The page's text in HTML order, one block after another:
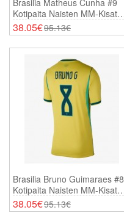
Brasilia Matheus Cunha #9
Kotipaita Naisten MM-Kisat
2026 Lyhythihainen
38.05€95.13€
Brasilia Bruno Guimaraes #8
Kotipaita Naisten MM-Kisat
2026 Lyhythihainen
38.05€95.13€